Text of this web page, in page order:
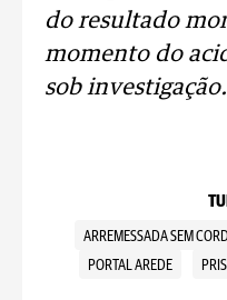
do resultado
momento do
sob investigação.
ARREMESSADA SEM
PORTAL AREDE